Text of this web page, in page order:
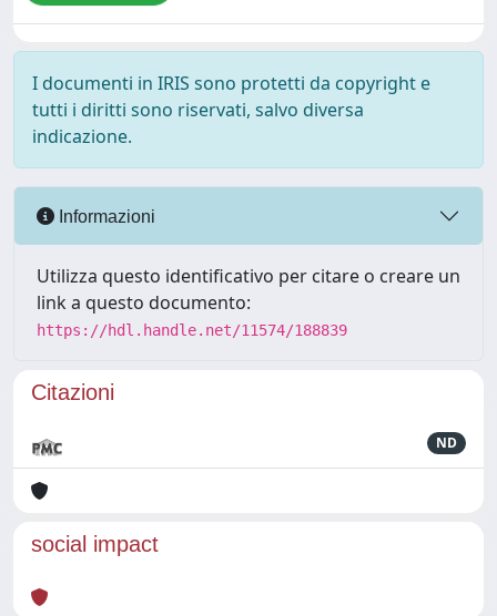
I documenti in IRIS sono protetti da copyright e
tutti i diritti sono riservati, salvo diversa
indicazione.
Informazioni
Utilizza questo identificativo per citare o creare un
link a questo documento:
https://hdl.handle.net/11574/188839
Citazioni
ND
social impact